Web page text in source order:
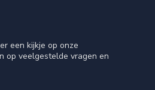
een kijkje op onze
op veelgestelde vragen en